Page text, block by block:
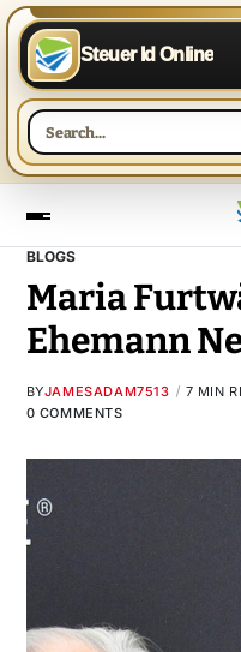
Steuer Id Online
BLOGS
Maria
Ehemann
BYJAMESADAM7513 7 MIN
0 COMMENTS